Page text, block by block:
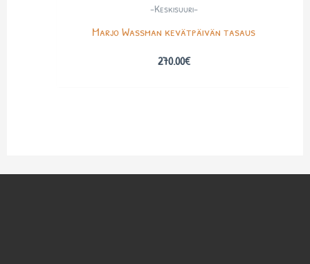
-Keskisuuri-
Marjo Wassman kevätpäivän tasaus
270.00€